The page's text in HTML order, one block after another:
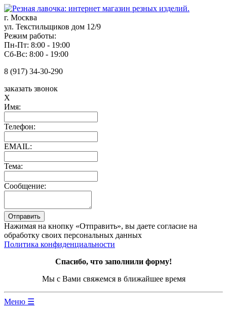
г. Москва
ул. Текстильщиков дом 12/9
Режим работы:
Пн-Пт: 8:00 - 19:00
Сб-Вс: 8:00 - 19:00
8 (917) 34-30-290
заказать звонок
X
Имя:
Телефон:
EMAIL:
Тема:
Сообщение:
Нажимая на кнопку «Отправить», вы даете согласие на
обработку своих персональных данных
Политика конфиденциальности
Спасибо, что заполнили форму!
Мы с Вами свяжемся в ближайшее время
Меню ☰